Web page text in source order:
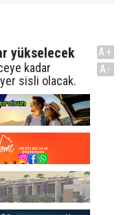
yükselecek
kadar
sisli olacak.
A+
A-